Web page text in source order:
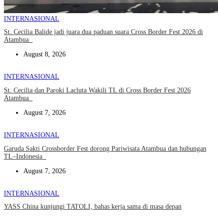
INTERNASIONAL
St. Cecilia Balide jadi juara dua paduan suara Cross Border Fest 2026 di
Atambua
August 8, 2026
INTERNASIONAL
St. Cecilia dan Paroki Lacluta Wakili TL di Cross Border Fest 2026
Atambua
August 7, 2026
INTERNASIONAL
Garuda Sakti Crossborder Fest dorong Pariwisata Atambua dan hubungan
TL–Indonesia
August 7, 2026
INTERNASIONAL
YASS China kunjungi TATOLI, bahas kerja sama di masa depan